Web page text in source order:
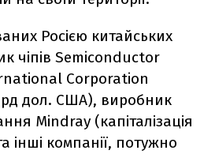
Росією китайських
чіпів Semiconductor
Corporation
дол. США), виробник
Mindray (капіталізація
інші компанії, потужно